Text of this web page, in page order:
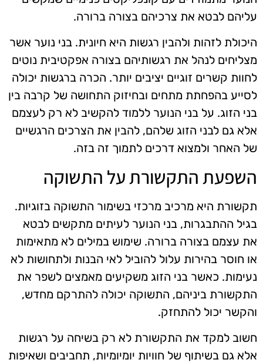
עליהם לבטא את צרכיהם בצורה ברורה.
היכולת לזהות ולהבין רגשות היא חיונית. בני נוער אשר
מצליחים לנהל את רגשותיהם בצורה אפקטיבית נוטים
לחוות קשרים זוגיים יציבים יותר. הכרה ברגשות יכולה
לסייע בהפחתת מתחים ובחיזוק התחושה של קרבה בין
בני הזוג. על בני הנוער ללמוד להקשיב לא רק לעצמם
אלא גם לבני הזוג שלהם, להבין את הצרכים הרגשיים
של האחר ולמצוא דרכים לתמוך זה בזה.
השפעת התקשורת על התשוקה
תקשורת היא מרכיב מרכזי בשימור התשוקה בזוגיות.
בגיל ההתבגרות, בני הנוער לעיתים מתקשים לבטא
את עצמם בצורה ברורה. שימוש במילים לא מתאימות
או חוסר בהירות עלול להוביל לאי הבנות ולתחושות לא
נעימות. כאשר בני הזוג משקיעים מאמצים לשפר את
התקשורת ביניהם, התשוקה יכולה להתרקם מחדש,
והקשר יכול להתחזק.
חשוב למקד את התקשורת לא רק בשיחה על רגשות
אלא גם בשיתוף של חוויות יומיומיות, תחביבים ושאיפות